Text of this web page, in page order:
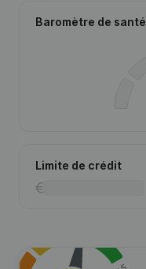
Baromètre de santé
Limite de crédit